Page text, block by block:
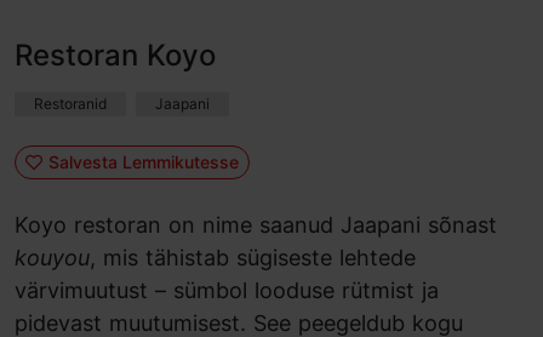
Restoran Koyo
Restoranid Jaapani
Salvesta Lemmikutesse
Koyo restoran on nime saanud Jaapani sõnast
kouyou, mis tähistab sügiseste lehtede
värvimuutust – sümbol looduse rütmist ja
pidevast muutumisest. See peegeldub kogu